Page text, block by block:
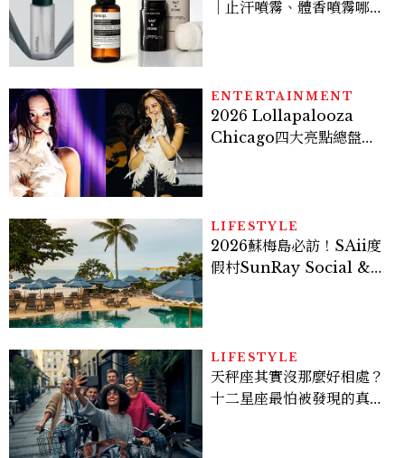
｜止汗噴霧、體香噴霧哪款
ENTERTAINMENT
2026 Lollapalooza
Chicago四大亮點總盤
LIFESTYLE
2026蘇梅島必訪！SAii度
假村SunRay Social &
LIFESTYLE
天秤座其實沒那麼好相處？
十二星座最怕被發現的真實